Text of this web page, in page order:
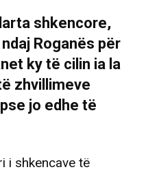
shkencore,
Roganës për
ky të cilin ia la
zhvillimeve
jo edhe të
i shkencave të